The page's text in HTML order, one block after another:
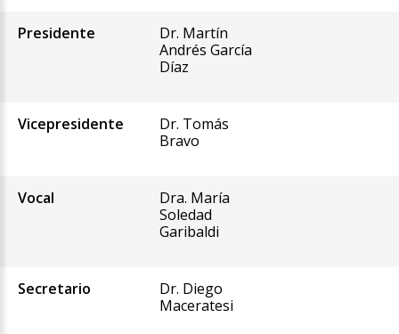
Presidente
Dr. Martín
Andrés García
Díaz
Vicepresidente
Dr. Tomás
Bravo
Vocal
Dra. María
Soledad
Garibaldi
Secretario
Dr. Diego
Maceratesi